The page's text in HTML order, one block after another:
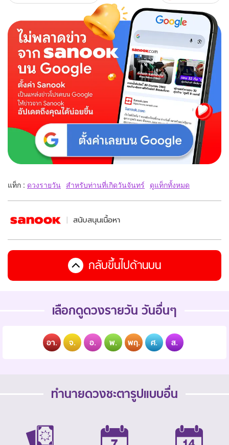
แท็ก : ดวงรายวัน สำหรับท่านที่เกิดวันจันทร์ ดูแท็กทั้งหมด
สนับสนุนเนื้อหา
กลับขึ้นไปด้านบน
เลือกดูดวงรายวัน วันอื่นๆ
อา. จ. อ. พ. พฤ. ศ. ส.
ทำนายดวงชะตารูปแบบอื่น